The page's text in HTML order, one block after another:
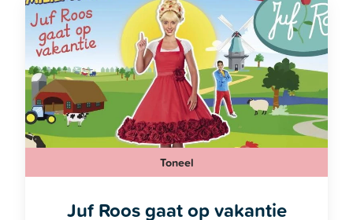
Toneel
Juf Roos gaat op vakantie